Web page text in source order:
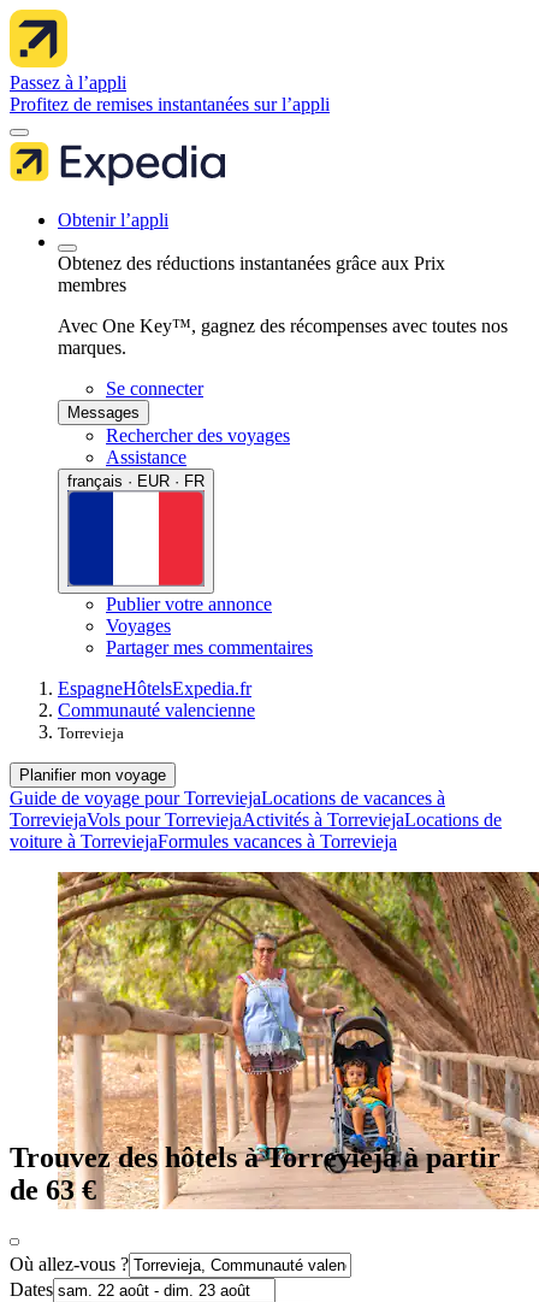
Passez à l’appli
Profitez de remises instantanées sur l’appli
Obtenir l’appli
Obtenez des réductions instantanées grâce aux Prix
membres
Avec One Key™, gagnez des récompenses avec toutes nos
marques.
Se connecter
Messages
Rechercher des voyages
Assistance
français · EUR · FR
Publier votre annonce
Voyages
Partager mes commentaires
EspagneHôtelsExpedia.fr
Communauté valencienne
Torrevieja
Planifier mon voyage
Guide de voyage pour TorreviejaLocations de vacances à
TorreviejaVols pour TorreviejaActivités à TorreviejaLocations de
voiture à TorreviejaFormules vacances à Torrevieja
Trouvez des hôtels à Torrevieja à partir
de 63 €
Où allez-vous ?
Dates